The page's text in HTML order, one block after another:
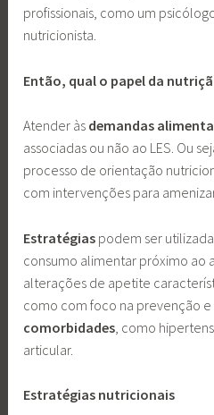
profissionais, como um
nutricionista.
Então, qual o papel da
Atender às demandas
associadas ou não ao LES. Ou
processo de orientação
com intervenções para
Estratégias podem ser
consumo alimentar próximo ao
alterações de apetite
como com foco na prevenção
comorbidades , como
articular.
Estratégias nutricionais